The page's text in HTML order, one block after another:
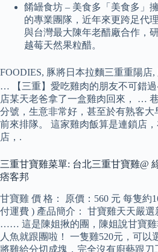
餚罎食坊 – 美食多「美食多」
的專業團隊，近年來更跨足代
與台灣最大陳年老醋廠合作，
越莓天然果粒醋。
FOODIES, 豚將日本拉麵三重重陽店
… 【三重】愛吃雞肉的朋友不可錯過
店某天老爸拿了一盒雞肉回來， …
分號，生意非常好，甚至於有熟客大
前來排隊。 這家雞肉飯算是連鎖店
店，.
三重甘寶雞菜單: 台北三重甘寶雞@
痞客邦
甘寶雞 價 格： 原價：560 元 每隻約
付運費 ) 產品簡介： 甘寶雞天天嚴選
…… 這是陳姐揪的團，陳姐說甘寶雞
人魚就跟團啦！ 一隻雞520元，可以
將雞給分切成塊，完全沒有廚藝跟刀